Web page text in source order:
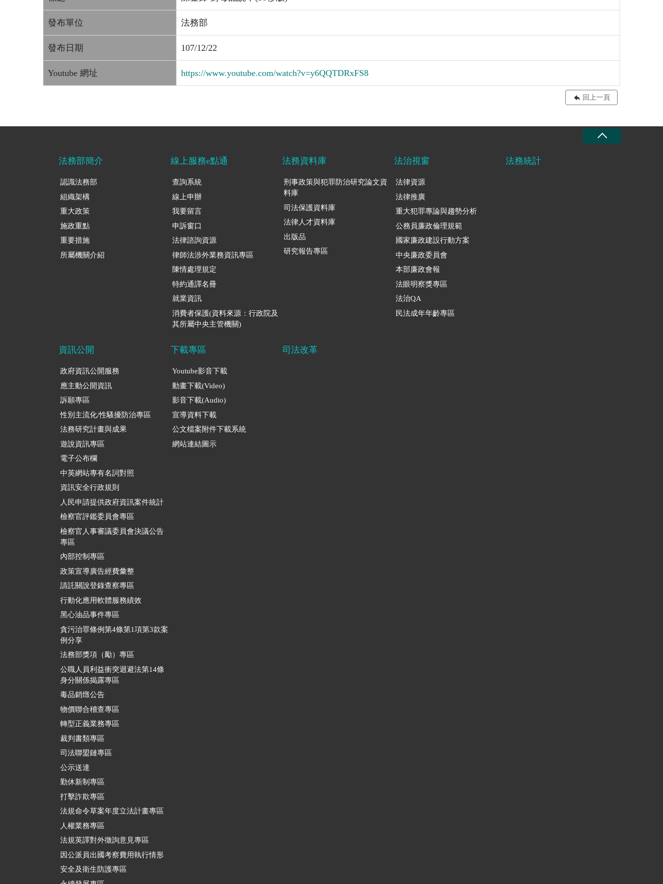
發布單位 法務部
發布日期 107/12/22
Youtube 網址 https://www.youtube.com/watch?v=y6QQTDRxFS8
回上一頁
法務部簡介
認識法務部
組織架構
重大政策
施政重點
重要措施
所屬機關介紹
線上服務e點通
查詢系統
線上申辦
我要留言
申訴窗口
法律諮詢資源
律師法涉外業務資訊專區
陳情處理規定
特約通譯名冊
就業資訊
消費者保護(資料來源：行政院及
其所屬中央主管機關)
法務資料庫
刑事政策與犯罪防治研究論文資
料庫
司法保護資料庫
法律人才資料庫
出版品
研究報告專區
法治視窗
法律資源
法律推廣
重大犯罪專論與趨勢分析
公務員廉政倫理規範
國家廉政建設行動方案
中央廉政委員會
本部廉政會報
法眼明察獎專區
法治QA
民法成年年齡專區
法務統計
資訊公開
政府資訊公開服務
應主動公開資訊
訴願專區
性別主流化/性騷擾防治專區
法務研究計畫與成果
遊說資訊專區
電子公布欄
中英網站專有名詞對照
資訊安全行政規則
人民申請提供政府資訊案件統計
檢察官評鑑委員會專區
檢察官人事審議委員會決議公告
專區
內部控制專區
政策宣導廣告經費彙整
請託關說登錄查察專區
行動化應用軟體服務績效
黑心油品事件專區
貪污治罪條例第4條第1項第3款案
例分享
法務部獎項（勵）專區
公職人員利益衝突迴避法第14條
身分關係揭露專區
毒品銷燬公告
物價聯合稽查專區
轉型正義業務專區
裁判書類專區
司法聯盟鏈專區
公示送達
勤休新制專區
打擊詐欺專區
法規命令草案年度立法計畫專區
人權業務專區
法規英譯對外徵詢意見專區
因公派員出國考察費用執行情形
安全及衛生防護專區
下載專區
Youtube影音下載
動畫下載(Video)
影音下載(Audio)
宣導資料下載
公文檔案附件下載系統
網站連結圖示
司法改革